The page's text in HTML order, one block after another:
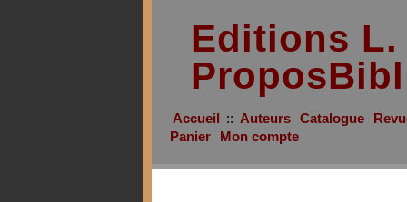
Editions
Accueil :: Auteurs Catalogue
Panier
Mon compte